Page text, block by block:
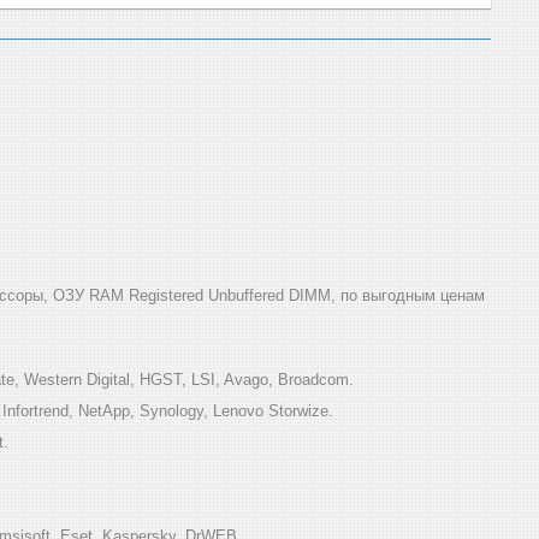
ОЗУ RAM Registered Unbuffered DIMM, по выгодным ценам
Western Digital, HGST, LSI, Avago, Broadcom.
NetApp, Synology, Lenovo Storwize.